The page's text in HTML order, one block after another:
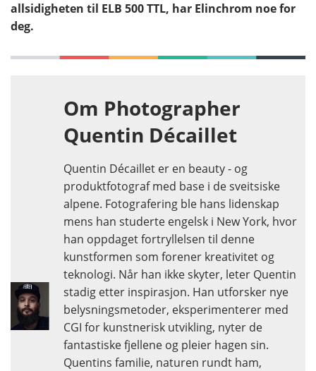
allsidigheten til ELB 500 TTL, har Elinchrom noe for
deg.
Om Photographer
Quentin Décaillet
Quentin Décaillet er en beauty - og
produktfotograf med base i de sveitsiske
alpene. Fotografering ble hans lidenskap
mens han studerte engelsk i New York, hvor
han oppdaget fortryllelsen til denne
kunstformen som forener kreativitet og
teknologi. Når han ikke skyter, leter Quentin
stadig etter inspirasjon. Han utforsker nye
belysningsmetoder, eksperimenterer med
CGI for kunstnerisk utvikling, nyter de
fantastiske fjellene og pleier hagen sin.
Quentins familie, naturen rundt ham,